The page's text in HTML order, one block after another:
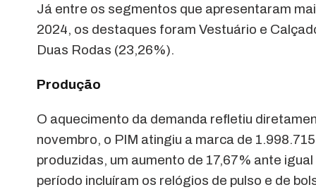
Já entre os segmentos que apresentaram
2024, os destaques foram Vestuário e
Duas Rodas (23,26%).
Produção
O aquecimento da demanda refletiu
novembro, o PIM atingiu a marca de
produzidas, um aumento de 17,67% ante
período incluíram os relógios de pulso e de